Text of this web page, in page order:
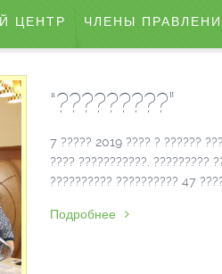
ЦЕНТР ЧЛЕНЫ
“?????????”
7 ????? 2019 ???? ? ??????
???? ???????????. ?????????
?????????? ?????????? 47
Подробнее